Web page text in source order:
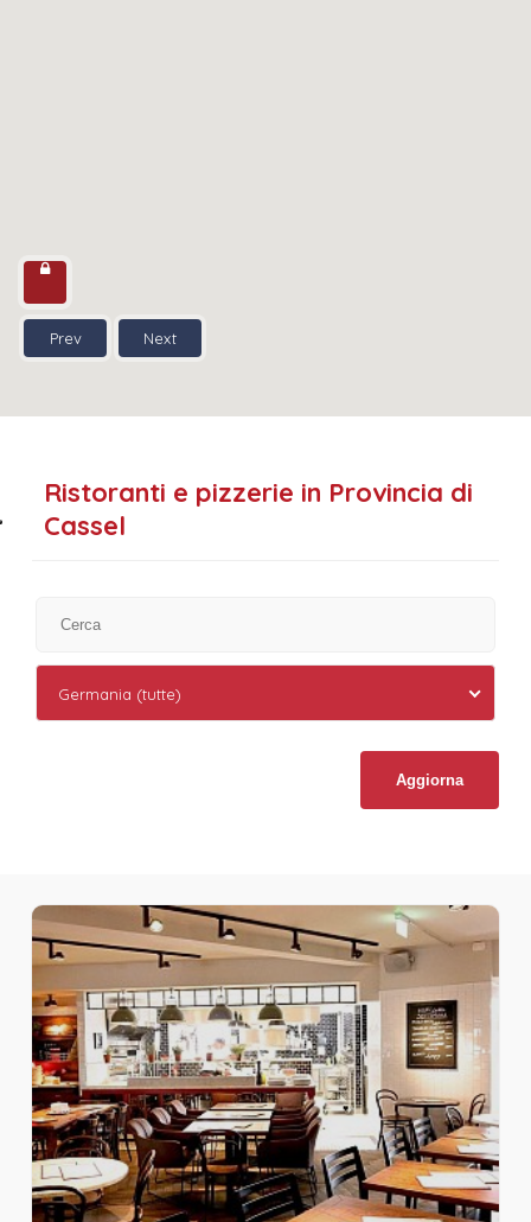
Prev Next
Ristoranti e pizzerie in Provincia di
Cassel
Germania (tutte)
Aggiorna